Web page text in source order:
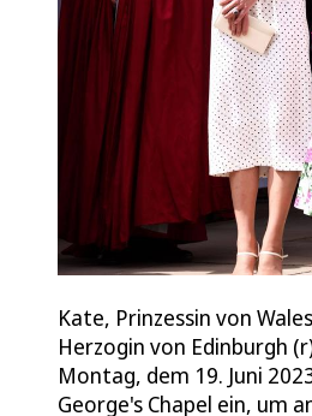
Kate, Prinzessin von
Herzogin von Edinburgh
Montag, dem 19. Juni
George's Chapel ein, um